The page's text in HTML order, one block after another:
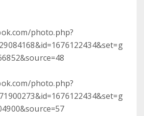
photo.php?
photo.php?